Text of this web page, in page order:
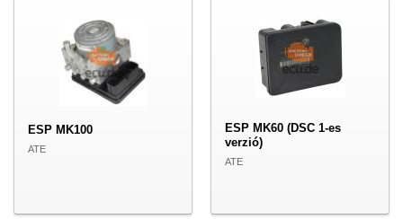
ESP MK100
ATE
ESP MK60 (DSC 1-es
verzió)
ATE